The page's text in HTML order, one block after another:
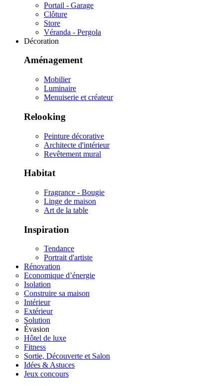
Portail - Garage
Clôture
Store
Véranda - Pergola
Décoration
Aménagement
Mobilier
Luminaire
Menuiserie et créateur
Relooking
Peinture décorative
Architecte d'intérieur
Revêtement mural
Habitat
Fragrance - Bougie
Linge de maison
Art de la table
Inspiration
Tendance
Portrait d'artiste
Rénovation
Economique d’énergie
Isolation
Construire sa maison
Intérieur
Extérieur
Solution
Évasion
Hôtel de luxe
Fitness
Sortie, Découverte et Salon
Idées & Astuces
Jeux concours